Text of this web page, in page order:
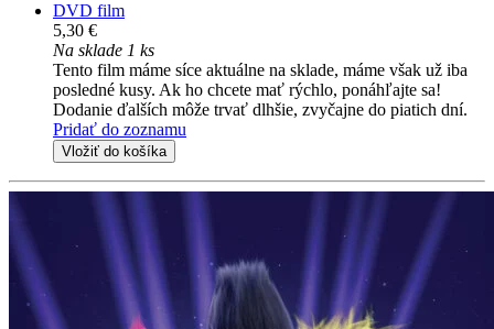
DVD film
5,30 €
Na sklade 1 ks
Tento film máme síce aktuálne na sklade, máme však už iba
posledné kusy. Ak ho chcete mať rýchlo, ponáhľajte sa!
Dodanie ďalších môže trvať dlhšie, zvyčajne do piatich dní.
Pridať do zoznamu
Vložiť do košíka